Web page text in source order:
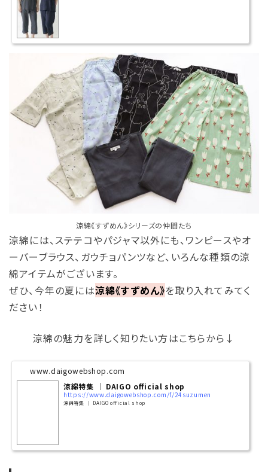
涼綿《すずめん》シリーズの仲間たち
涼綿には、ステテコやパジャマ以外にも、ワンピースやオ
ーバーブラウス、ガウチョパンツなど、いろんな種類の涼
綿アイテムがございます。
ぜひ、今年の夏には涼綿《すずめん》を取り入れてみてく
ださい！
涼綿の魅力を詳しく知りたい方はこちらから↓
www.daigowebshop.com
涼綿特集 │ DAIGO official shop
https://www.daigowebshop.com/f/24suzumen
涼綿特集 │ DAIGO official shop